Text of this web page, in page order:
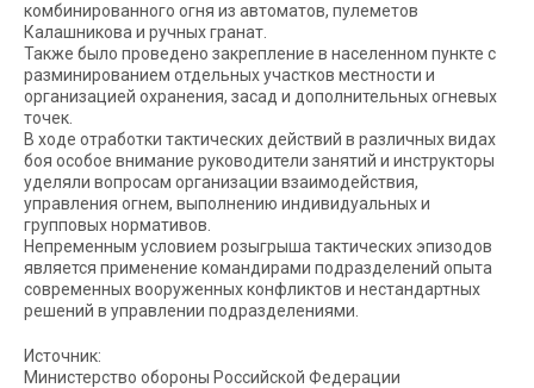
комбинированного огня из автоматов, пулеметов
Калашникова и ручных гранат.
Также было проведено закрепление в населенном пункте с
разминированием отдельных участков местности и
организацией охранения, засад и дополнительных огневых
точек.
В ходе отработки тактических действий в различных видах
боя особое внимание руководители занятий и инструкторы
уделяли вопросам организации взаимодействия,
управления огнем, выполнению индивидуальных и
групповых нормативов.
Непременным условием розыгрыша тактических эпизодов
является применение командирами подразделений опыта
современных вооруженных конфликтов и нестандартных
решений в управлении подразделениями.
Источник:
Министерство обороны Российской Федерации